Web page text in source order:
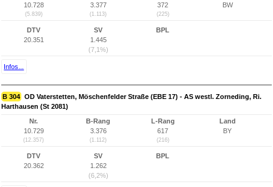
10.728
(5.839)
3.377
(1.113)
372
(225)
BW
DTV
20.351
SV
1.445
(7,1%)
BPL
Infos...
B 304 OD Vaterstetten, Möschenfelder Straße (EBE 17) - AS westl. Zorneding, Ri.
Harthausen (St 2081)
Nr.
10.729
(12.357)
B-Rang
3.376
(1.112)
L-Rang
617
(216)
Land
BY
DTV
20.362
SV
1.262
(6,2%)
BPL